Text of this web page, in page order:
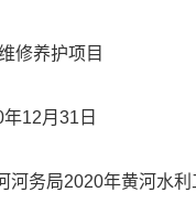
修养护项目
12月31日
河务局2020年黄河水